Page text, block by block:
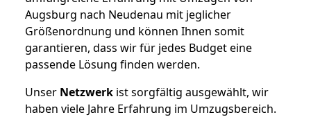
Augsburg nach Neudenau mit jeglicher
Größenordnung und können Ihnen somit
garantieren, dass wir für jedes Budget eine
passende Lösung finden werden.
Unser Netzwerk ist sorgfältig ausgewählt, wir
haben viele Jahre Erfahrung im Umzugsbereich.